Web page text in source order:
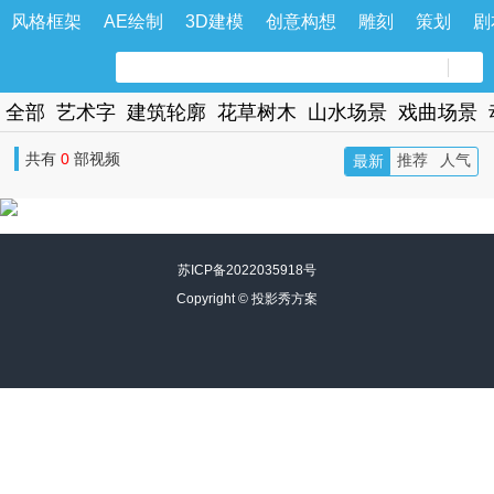
风格框架 AE绘制 3D建模 创意构想 雕刻 策划
全部 艺术字 建筑轮廓 花草树木 山水场景 戏曲场景
共有 0 部视频 最新 推荐 人气
苏ICP备2022035918号
Copyright © 投影秀方案